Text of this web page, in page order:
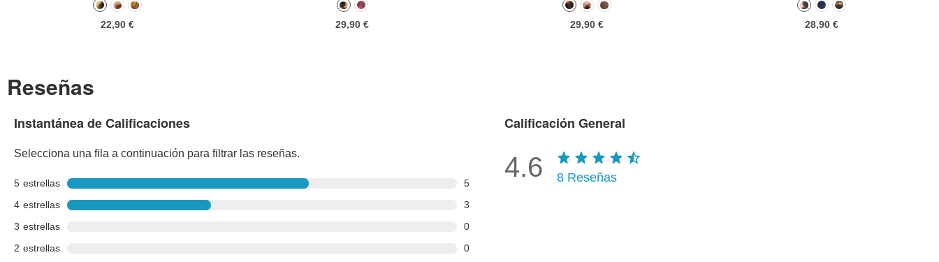
22,90 € 29,90 € 29,90 € 28,90 €
Reseñas
Instantánea de Calificaciones
Selecciona una fila a continuación para filtrar las reseñas.
5 estrellas
5
4 estrellas
3
3 estrellas
0
2 estrellas
0
Calificación General
4.6 8 Reseñas